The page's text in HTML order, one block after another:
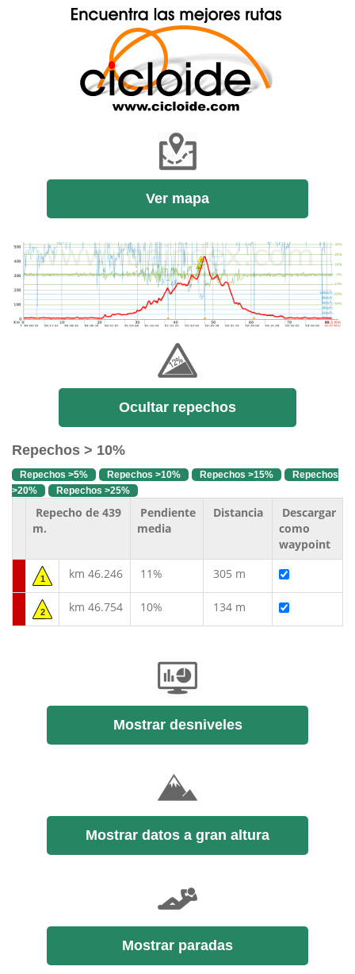
Ver mapa
Ocultar repechos
Repechos > 10%
Repechos >5% Repechos >10% Repechos >15%
Repechos
>20%
Repechos >25%
Repecho de 439
m.
Pendiente
media
Distancia
Descargar
como
waypoint
1 km 46.246 11% 305 m
2 km 46.754 10% 134 m
Mostrar desniveles
Mostrar datos a gran altura
Mostrar paradas